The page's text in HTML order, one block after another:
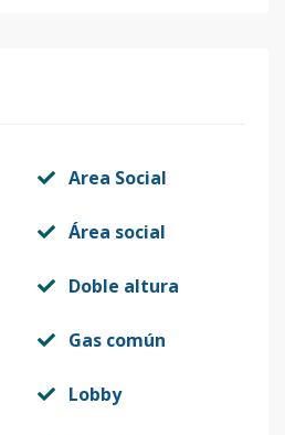
Area Social
Área social
Doble altura
Gas común
Lobby